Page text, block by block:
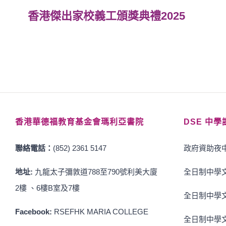
香港傑出家校義工頒獎典禮2025
香港華德福教育基金會瑪利亞書院
聯絡電話： (852) 2361 5147
地址: 九龍太子彌敦道788至790號利美大廈
2樓 、6樓B室及7樓
Facebook: RSEFHK MARIA COLLEGE
DSE 中學
政府資助夜
全日制中學
全日制中學
全日制中學